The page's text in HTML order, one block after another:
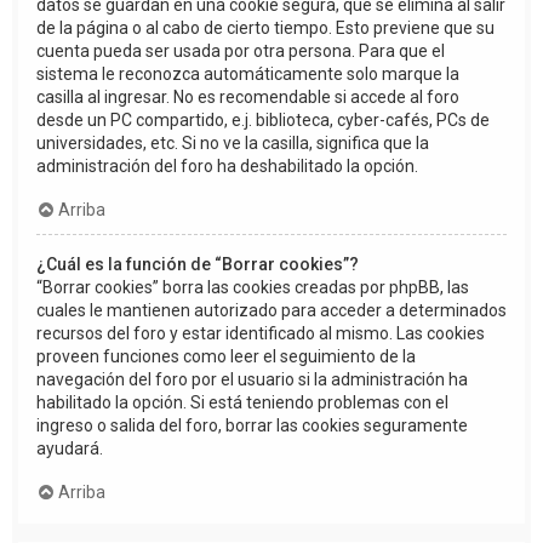
datos se guardan en una cookie segura, que se elimina al salir
de la página o al cabo de cierto tiempo. Esto previene que su
cuenta pueda ser usada por otra persona. Para que el
sistema le reconozca automáticamente solo marque la
casilla al ingresar. No es recomendable si accede al foro
desde un PC compartido, e.j. biblioteca, cyber-cafés, PCs de
universidades, etc. Si no ve la casilla, significa que la
administración del foro ha deshabilitado la opción.
Arriba
¿Cuál es la función de “Borrar cookies”?
“Borrar cookies” borra las cookies creadas por phpBB, las
cuales le mantienen autorizado para acceder a determinados
recursos del foro y estar identificado al mismo. Las cookies
proveen funciones como leer el seguimiento de la
navegación del foro por el usuario si la administración ha
habilitado la opción. Si está teniendo problemas con el
ingreso o salida del foro, borrar las cookies seguramente
ayudará.
Arriba